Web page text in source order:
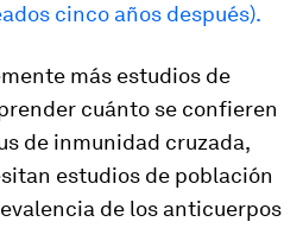
cinco años después).
más estudios de
cuánto se confieren
de inmunidad cruzada,
estudios de población
de los anticuerpos